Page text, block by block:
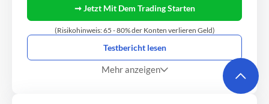
➞ Jetzt Mit Dem Trading Starten
(Risikohinweis: 65 - 80% der Konten verlieren Geld)
Testbericht lesen
Mehr anzeigen